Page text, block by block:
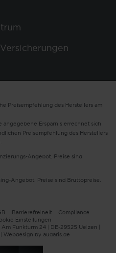
Preisempfehlung des Herstellers am
Ersparnis errechnet sich
Preisempfehlung des Herstellers
Angebot. Preise sind
Angebot. Preise sind Bruttopreise.
Barrierefreiheit
Compliance
Einstellungen
Funkturm 24 | DE-29525 Uelzen |
Webdesign by audaris.de